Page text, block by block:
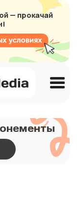
— прокачай